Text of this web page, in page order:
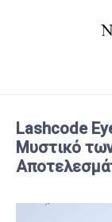
Lashcode
Μυστικό